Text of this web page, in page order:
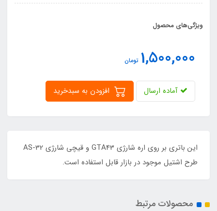
ویژگی‌های محصول
1,500,000 تومان
آماده ارسال
این باتری بر روی اره شارژی GTA43 و قیچی شارژی AS-32
طرح اشتیل موجود در بازار قابل استفاده است.
محصولات مرتبط